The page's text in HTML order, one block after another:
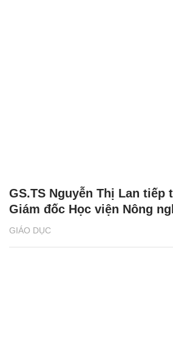
GIÁO DỤC
GS.TS Nguyễn Thị Lan
Giám đốc Học viện Nông